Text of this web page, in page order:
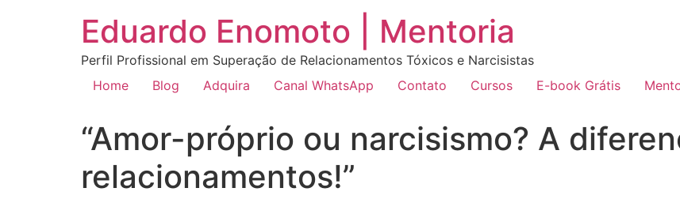
Eduardo Enomoto | Mentoria
Perfil Profissional em Superação de Relacionamentos Tóxicos e Narcisistas
Home
Blog Adquira Canal WhatsApp Contato Cursos E-book Grátis
“Amor-próprio ou narcisismo? A
relacionamentos!”